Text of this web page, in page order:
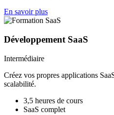
En savoir plus
Développement SaaS
Intermédiaire
Créez vos propres applications
scalabilité.
3,5 heures de cours
SaaS complet